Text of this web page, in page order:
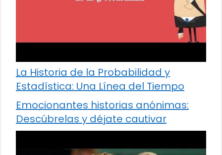
La Historia de la Probabilidad y
Estadística: Una Línea del Tiempo
Emocionantes historias anónimas:
Descúbrelas y déjate cautivar